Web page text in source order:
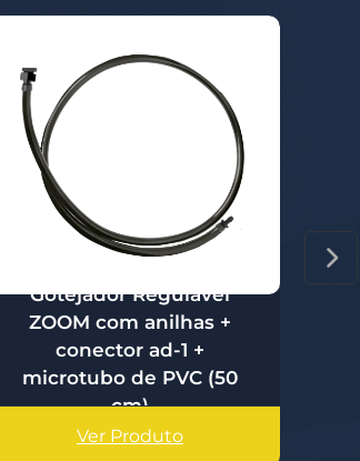
Gotejador Regulável
ZOOM com anilhas +
conector ad-1 +
microtubo de PVC (50
cm)
Ver Produto